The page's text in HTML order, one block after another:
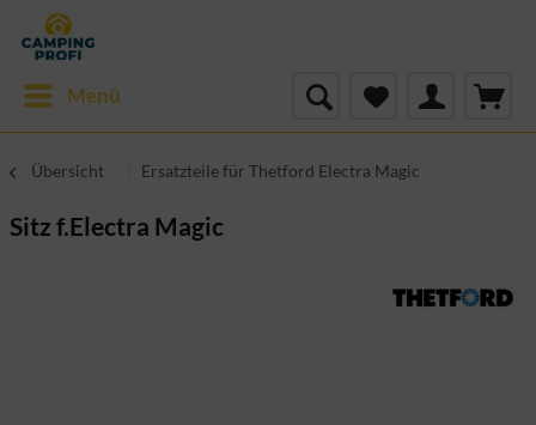
Menü
Übersicht Ersatzteile für Thetford Electra Magic
Sitz f.Electra Magic